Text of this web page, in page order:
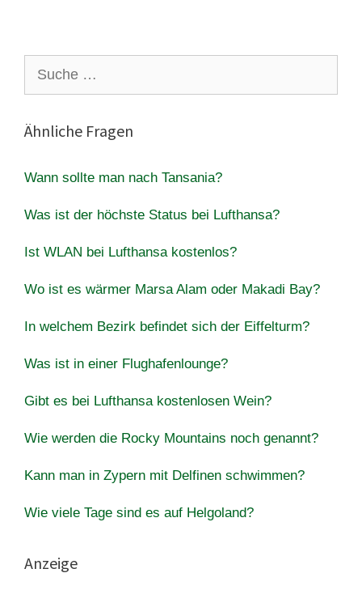
nach:
Ähnliche Fragen
Wann sollte man nach Tansania?
Was ist der höchste Status bei Lufthansa?
Ist WLAN bei Lufthansa kostenlos?
Wo ist es wärmer Marsa Alam oder Makadi Bay?
In welchem Bezirk befindet sich der Eiffelturm?
Was ist in einer Flughafenlounge?
Gibt es bei Lufthansa kostenlosen Wein?
Wie werden die Rocky Mountains noch genannt?
Kann man in Zypern mit Delfinen schwimmen?
Wie viele Tage sind es auf Helgoland?
Anzeige